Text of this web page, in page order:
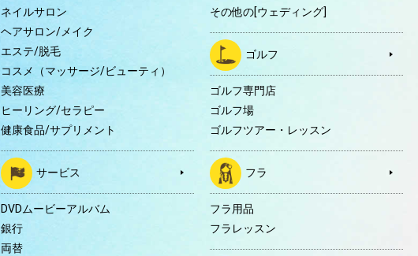
ネイルサロン
ヘアサロン/メイク
エステ/脱毛
コスメ（マッサージ/ビューティ）
美容医療
ヒーリング/セラピー
健康食品/サプリメント
サービス
DVDムービーアルバム
銀行
両替
その他の[ウェディング]
ゴルフ
ゴルフ専門店
ゴルフ場
ゴルフツアー・レッスン
フラ
フラ用品
フラレッスン